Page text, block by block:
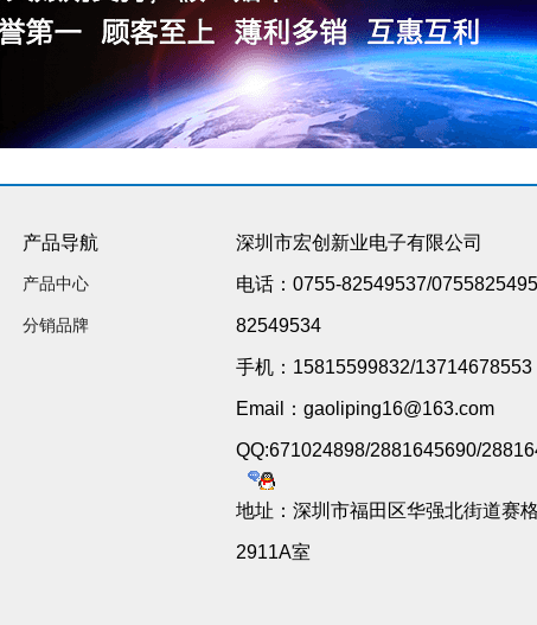
产品导航
产品中心
分销品牌
深圳市宏创新业电子有限公司
电话：0755-82549537/
82549534
手机：15815599832/13714678553
Email：gaoliping16@163.com
QQ:671024898/2881645690/
地址：深圳市福田区华强北街道赛
2911A室